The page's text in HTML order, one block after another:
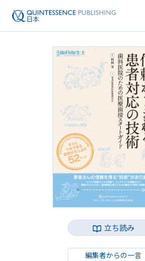
書籍
雑誌
映像
電子BOOK
著者一覧
立ち読み
編集者からの一言